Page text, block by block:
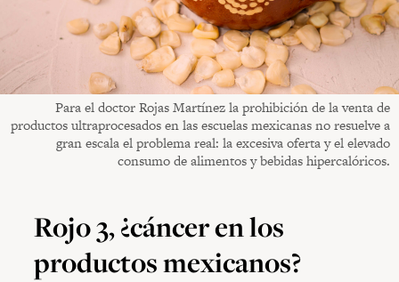
Para el doctor Rojas Martínez la prohibición de la venta de
productos ultraprocesados en las escuelas mexicanas no resuelve a
gran escala el problema real: la excesiva oferta y el elevado
consumo de alimentos y bebidas hipercalóricos.
Rojo 3, ¿cáncer en los
productos mexicanos?